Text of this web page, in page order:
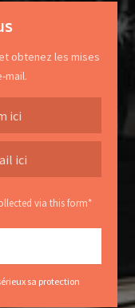
obtenez les mises
mail.
via this form*
sa protection